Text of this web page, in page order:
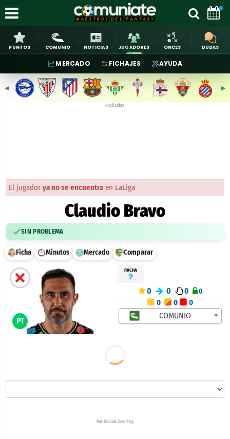
PUNTOS COMUNIO NOTICIAS JUGADORES ONCES DUDAS
MERCADO FICHAJES AYUDA
◀︎ ▶︎
Publicidad
El jugador ya no se encuentra en LaLiga
Claudio Bravo
SIN PROBLEMA
Ficha Minutos Mercado Comparar
PT
RACHA
0 0 0 0
0 0 0
COMUNIO
Publicidad SeedTag